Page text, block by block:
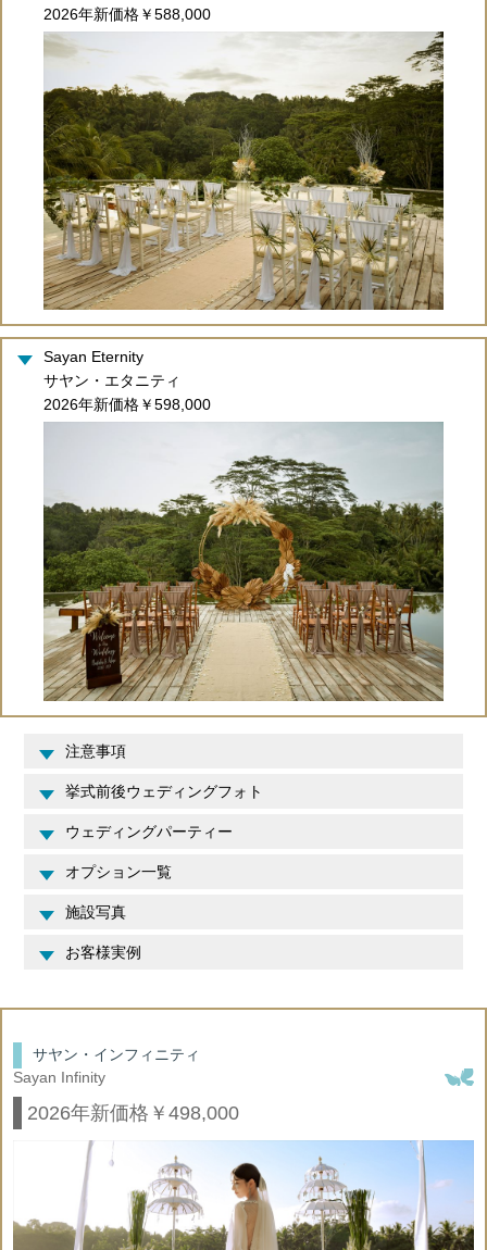
2026年新価格￥588,000
Sayan Eternity
サヤン・エタニティ
2026年新価格￥598,000
注意事項
挙式前後ウェディングフォト
ウェディングパーティー
オプション一覧
施設写真
お客様実例
サヤン・インフィニティ
Sayan Infinity
2026年新価格￥498,000